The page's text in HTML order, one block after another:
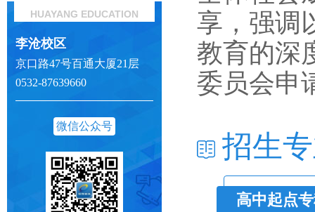
HUAYANG EDUCATION
李沧校区
京口路47号百通大厦21层
0532-87639660
微信公众号
享，强调
教育的深
委员会申
招生
高中起点